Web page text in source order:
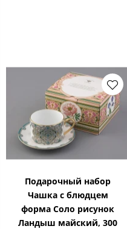
Подарочный набор
Чашка с блюдцем
форма Соло рисунок
Ландыш майский, 300